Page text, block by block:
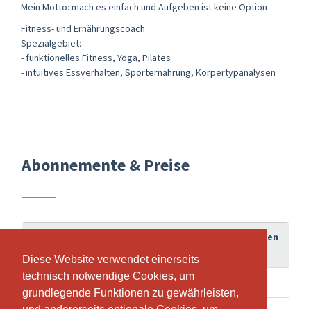
Diese Website verwendet einerseits
technisch notwendige Cookies, um
grundlegende Funktionen zu gewährleisten,
Diese Website verwendet einerseits
technisch notwendige Cookies, um
grundlegende Funktionen zu gewährleisten,
Mein Motto: mach es einfach und Aufgeben ist keine Option
Fitness- und Ernährungscoach
Spezialgebiet:
- funktionelles Fitness, Yoga, Pilates
- intuitives Essverhalten, Sporternährung, Körpertypanalysen
Abonnemente & Preise
Guthaben
10x Fitnesstraining 15 Wochen